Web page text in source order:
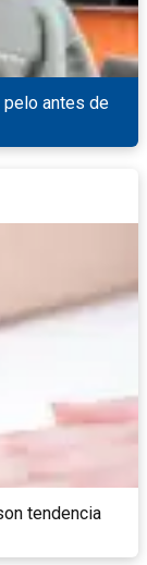
antes de
tendencia